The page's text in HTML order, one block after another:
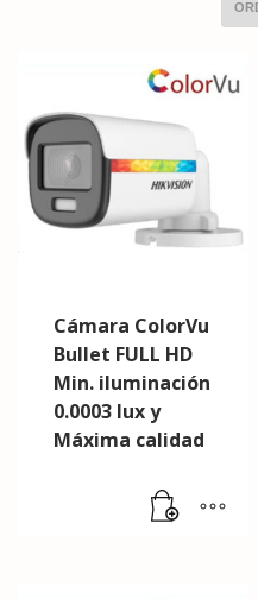
Cámara ColorVu
Bullet FULL HD
Min. iluminación
0.0003 lux y
Máxima calidad